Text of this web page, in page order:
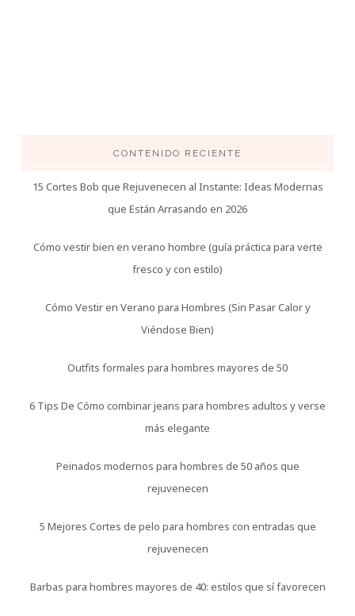
CONTENIDO RECIENTE
15 Cortes Bob que Rejuvenecen al Instante: Ideas Modernas
que Están Arrasando en 2026
Cómo vestir bien en verano hombre (guía práctica para verte
fresco y con estilo)
Cómo Vestir en Verano para Hombres (Sin Pasar Calor y
Viéndose Bien)
Outfits formales para hombres mayores de 50
6 Tips De Cómo combinar jeans para hombres adultos y verse
más elegante
Peinados modernos para hombres de 50 años que
rejuvenecen
5 Mejores Cortes de pelo para hombres con entradas que
rejuvenecen
Barbas para hombres mayores de 40: estilos que sí favorecen